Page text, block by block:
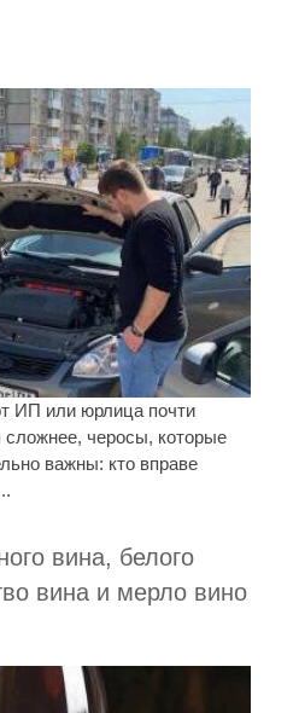
ИП или юрлица почти
сложнее, черосы, которые
важны: кто вправе
вина, белого
вина и мерло вино